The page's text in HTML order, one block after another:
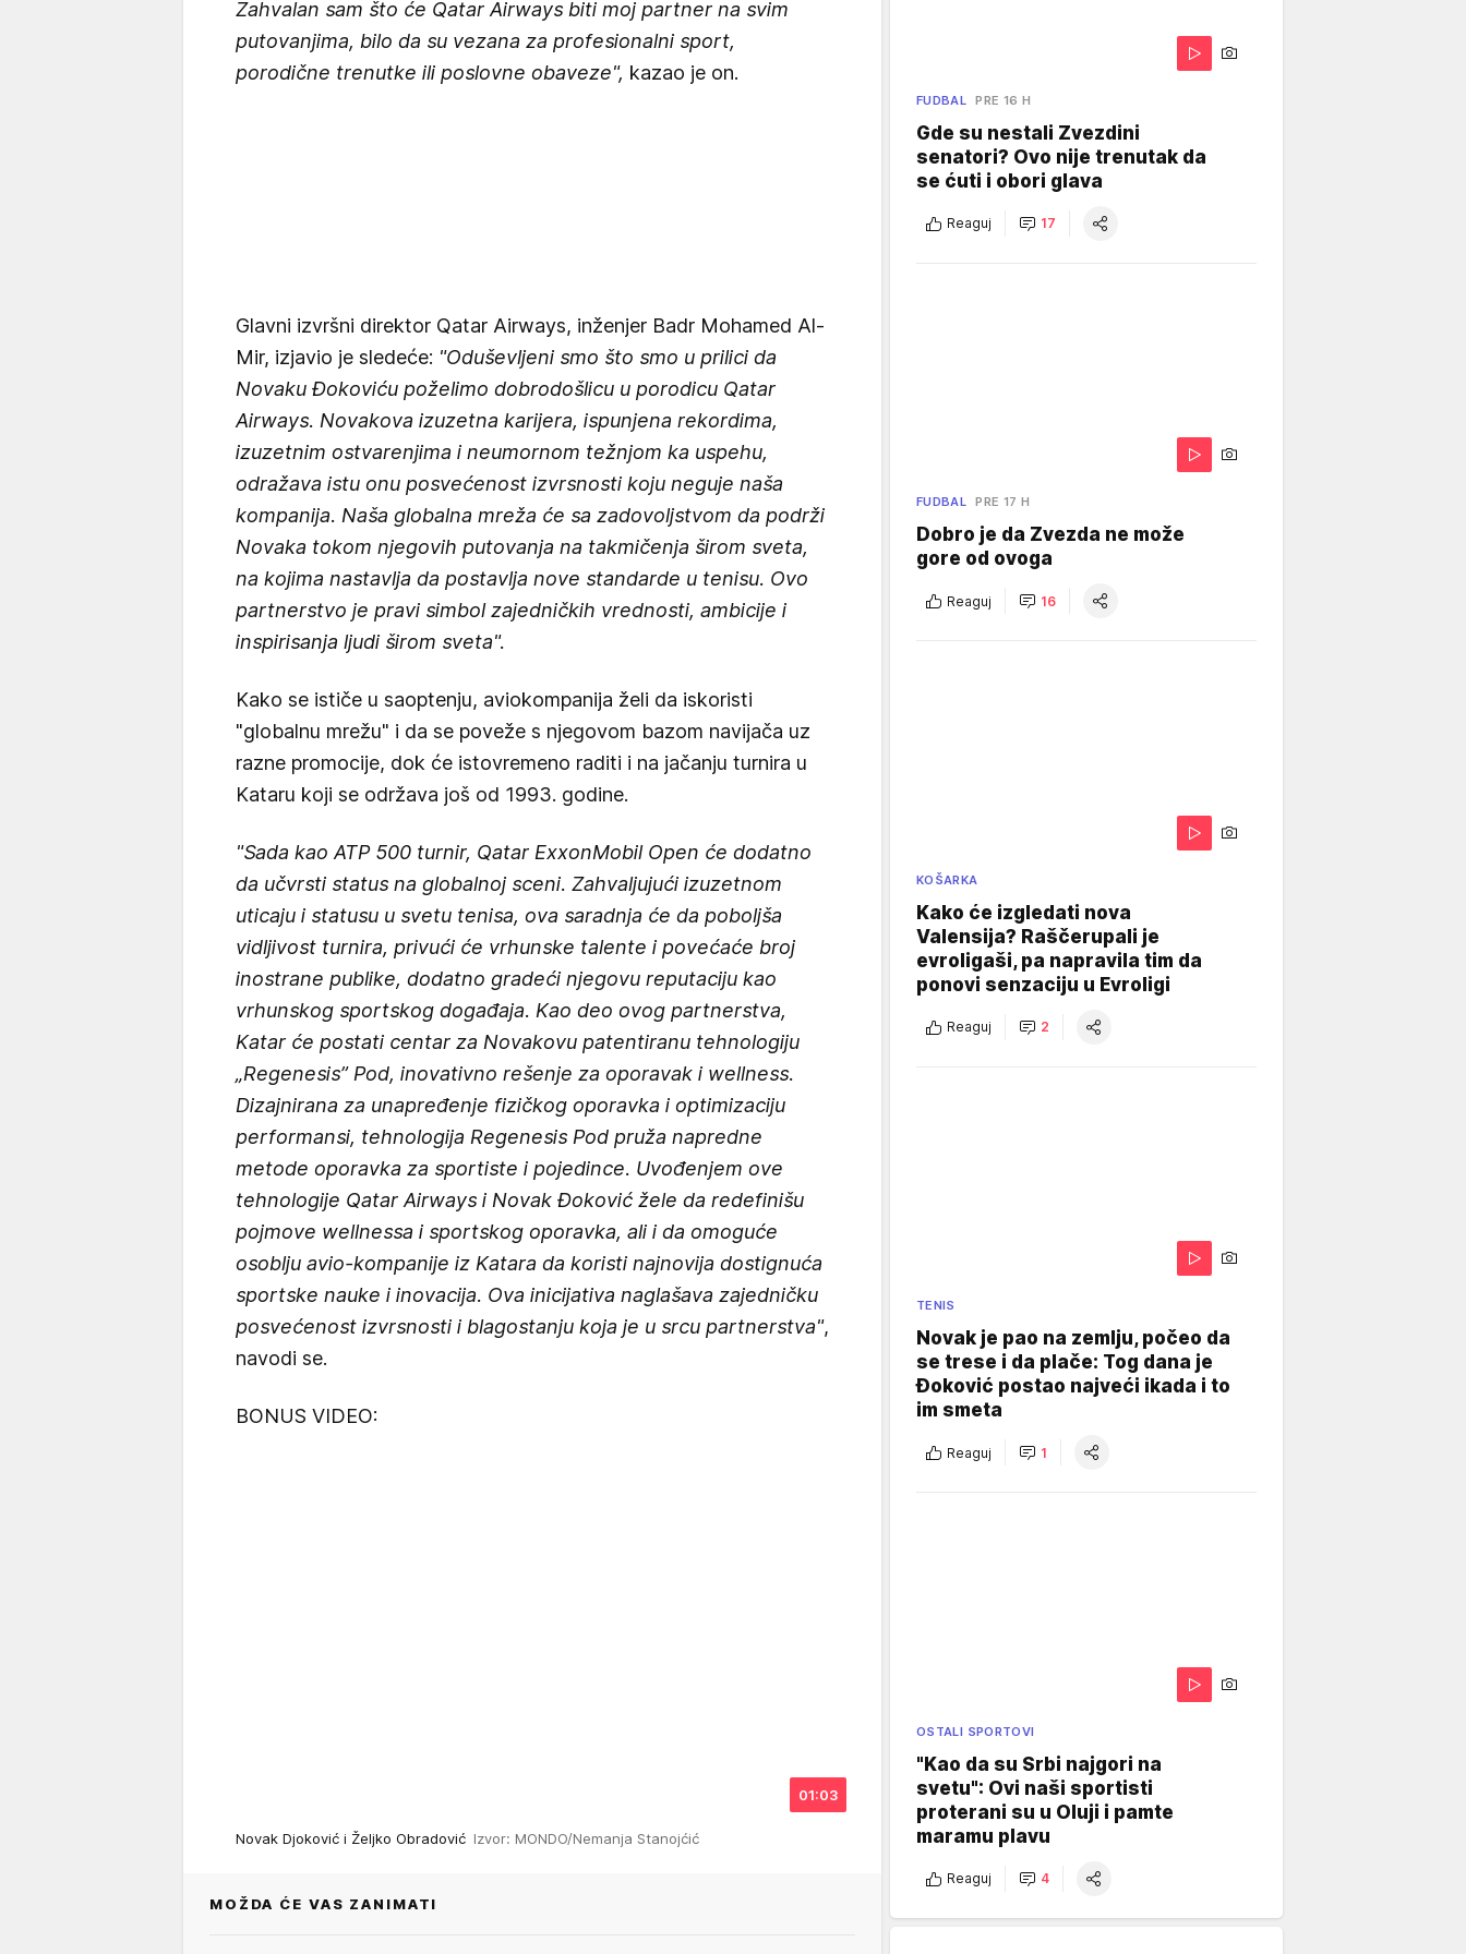
Zahvalan sam što će Qatar Airways biti moj partner na svim
putovanjima, bilo da su vezana za profesionalni sport,
porodične trenutke ili poslovne obaveze", kazao je on.
Glavni izvršni direktor Qatar Airways, inženjer Badr Mohamed Al-
Mir, izjavio je sledeće: "Oduševljeni smo što smo u prilici da
Novaku Đokoviću poželimo dobrodošlicu u porodicu Qatar
Airways. Novakova izuzetna karijera, ispunjena rekordima,
izuzetnim ostvarenjima i neumornom težnjom ka uspehu,
odražava istu onu posvećenost izvrsnosti koju neguje naša
kompanija. Naša globalna mreža će sa zadovoljstvom da podrži
Novaka tokom njegovih putovanja na takmičenja širom sveta,
na kojima nastavlja da postavlja nove standarde u tenisu. Ovo
partnerstvo je pravi simbol zajedničkih vrednosti, ambicije i
inspirisanja ljudi širom sveta".
Kako se ističe u saoptenju, aviokompanija želi da iskoristi
"globalnu mrežu" i da se poveže s njegovom bazom navijača uz
razne promocije, dok će istovremeno raditi i na jačanju turnira u
Kataru koji se održava još od 1993. godine.
"Sada kao ATP 500 turnir, Qatar ExxonMobil Open će dodatno
da učvrsti status na globalnoj sceni. Zahvaljujući izuzetnom
uticaju i statusu u svetu tenisa, ova saradnja će da poboljša
vidljivost turnira, privući će vrhunske talente i povećaće broj
inostrane publike, dodatno gradeći njegovu reputaciju kao
vrhunskog sportskog događaja. Kao deo ovog partnerstva,
Katar će postati centar za Novakovu patentiranu tehnologiju
„Regenesis” Pod, inovativno rešenje za oporavak i wellness.
Dizajnirana za unapređenje fizičkog oporavka i optimizaciju
performansi, tehnologija Regenesis Pod pruža napredne
metode oporavka za sportiste i pojedince. Uvođenjem ove
tehnologije Qatar Airways i Novak Đoković žele da redefinišu
pojmove wellnessa i sportskog oporavka, ali i da omoguće
osoblju avio-kompanije iz Katara da koristi najnovija dostignuća
sportske nauke i inovacija. Ova inicijativa naglašava zajedničku
posvećenost izvrsnosti i blagostanju koja je u srcu partnerstva",
navodi se.
BONUS VIDEO:
01:03
Novak Djoković i Željko Obradović Izvor: MONDO/Nemanja Stanojćić
MOŽDA ĆE VAS ZANIMATI
FUDBAL PRE 16 H
Gde su nestali Zvezdini
senatori? Ovo nije trenutak da
se ćuti i obori glava
Reaguj 17
FUDBAL PRE 17 H
Dobro je da Zvezda ne može
gore od ovoga
Reaguj 16
KOŠARKA
Kako će izgledati nova
Valensija? Raščerupali je
evroligaši, pa napravila tim da
ponovi senzaciju u Evroligi
Reaguj 2
TENIS
Novak je pao na zemlju, počeo da
se trese i da plače: Tog dana je
Đoković postao najveći ikada i to
im smeta
Reaguj 1
OSTALI SPORTOVI
"Kao da su Srbi najgori na
svetu": Ovi naši sportisti
proterani su u Oluji i pamte
maramu plavu
Reaguj 4